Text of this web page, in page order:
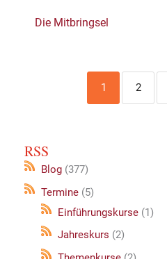
Die Mitbringsel
1 2
RSS
Blog(377)
Termine(5)
Einführungskurse(1)
Jahreskurs (2)